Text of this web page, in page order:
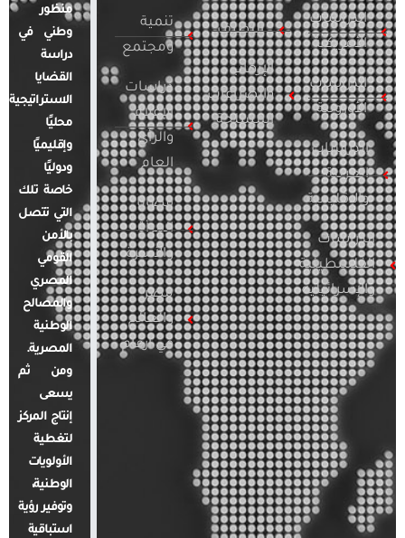
الدراسات
الأمريكية
الدراسات
الأوروبية
الدراسات
العربية
والإقليمية
الدراسات
الفلسطينية
والإسرائيلية
التطرف
الإرهاب
والصراعات
المسلحة
تنمية
ومجتمع
دراسات
الإعلام
والرأي
العام
قضايا
المرأة
والأسرة
مصر
والعالم
في أرقام
منظور
وطني في
دراسة
القضايا
الاستراتيجية
محليًا
وإقليميًا
ودوليًا
خاصة تلك
التي تتصل
بالأمن
القومي
المصري
والمصالح
الوطنية
المصرية.
ومن ثم
يسعى
إنتاج المركز
لتغطية
الأولويات
الوطنية،
وتوفير رؤية
استباقية